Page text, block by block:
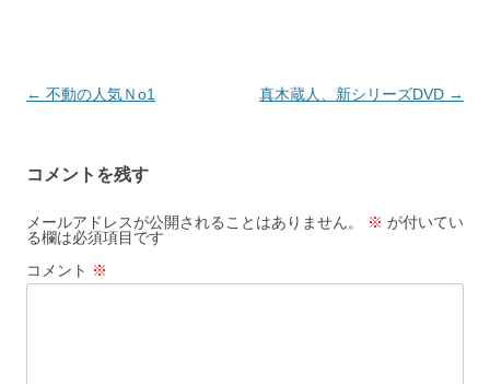
投
ビ
ゲ
ー
シ
← 不動の人気Ｎo1 真木蔵人、新シリーズDVD →
コメントを残す
メールアドレスが公開されることはありません。 ※ が付いてい
る欄は必須項目です
コメント ※